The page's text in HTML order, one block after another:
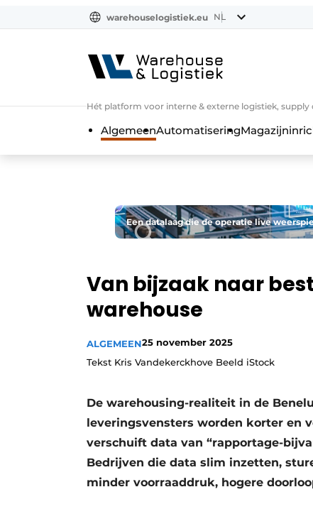
warehouselogistiek.eu NL
Hét platform voor interne & externe logistiek,
AlgemeenAutomatisering
Een datalaag die de operatie live
Van bijzaak naar
warehouse
ALGEMEEN25 november 2025
Tekst Kris Vandekerckhove Beeld iStock
De warehousing-realiteit in de
leveringsvensters worden korter en
verschuift data van “rapportage-
Bedrijven die data slim inzetten,
minder voorraaddruk, hogere